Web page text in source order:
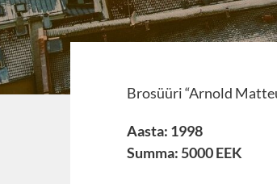
Brosüüri “Arnold
Aasta: 1998
Summa: 5000 EEK